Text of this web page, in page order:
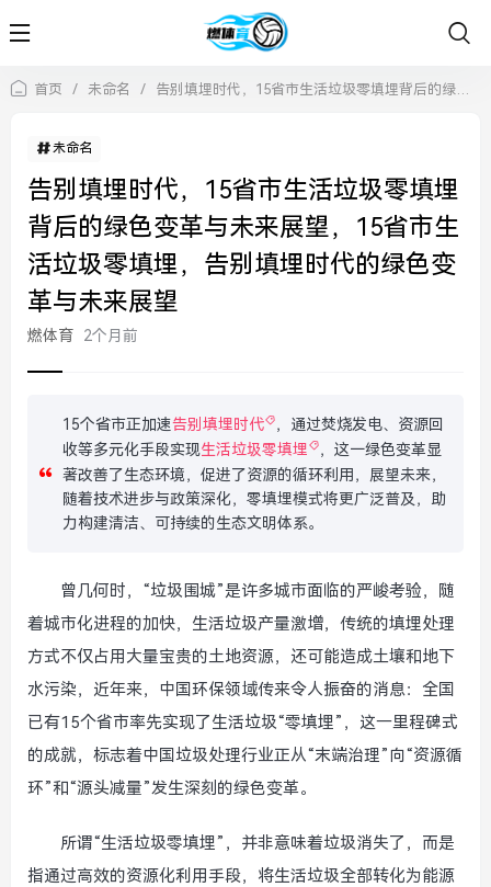
首页 / 未命名 / 告别填埋时代，15省市生活垃圾零填埋背后的绿色变革与未来展望，15省市生活垃圾零填埋，告别填埋时代的绿色变革与未来展望
未命名
告别填埋时代，15省市生活垃圾零填埋
背后的绿色变革与未来展望，15省市生
活垃圾零填埋，告别填埋时代的绿色变
革与未来展望
燃体育 2个月前
15个省市正加速告别填埋时代
，通过焚烧发电、资源回
收等多元化手段实现生活垃圾零填埋
，这一绿色变革显
著改善了生态环境，促进了资源的循环利用，展望未来，
随着技术进步与政策深化，零填埋模式将更广泛普及，助
力构建清洁、可持续的生态文明体系。
曾几何时，“垃圾围城”是许多城市面临的严峻考验，随
着城市化进程的加快，生活垃圾产量激增，传统的填埋处理
方式不仅占用大量宝贵的土地资源，还可能造成土壤和地下
水污染，近年来，中国环保领域传来令人振奋的消息：全国
已有15个省市率先实现了生活垃圾“零填埋”，这一里程碑式
的成就，标志着中国垃圾处理行业正从“末端治理”向“资源循
环”和“源头减量”发生深刻的绿色变革。
所谓“生活垃圾零填埋”，并非意味着垃圾消失了，而是
指通过高效的资源化利用手段，将生活垃圾全部转化为能源